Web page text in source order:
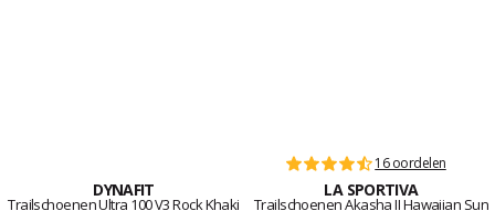
DYNAFIT
Trailschoenen Ultra 100 V3 Rock Khaki
16 oordelen
LA SPORTIVA
Trailschoenen Akasha II Hawaiian Sun